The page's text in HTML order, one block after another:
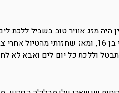
מזג אוויר טוב בשביל ללכת
גלים. הבית היה ריק, אבא כבר מזמן הלך לעבודה ואמא שלי נפטרה כשהייתי בן 16, ומאז
וללכת כל יום לים ואבא לא